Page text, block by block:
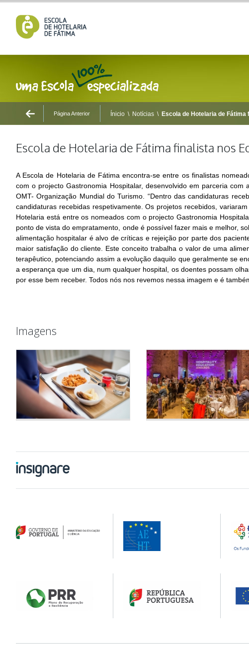
Página Anterior Ínicio \ Notícias \ Escola de Hotelaria de
Escola de Hotelaria de Fátima finalista nos
A Escola de Hotelaria de Fátima encontra-se entre os finalistas
com o projecto Gastronomia Hospitalar, desenvolvido em parceria
OMT- Organização Mundial do Turismo. “Dentro das candidaturas
candidaturas recebidas respetivamente. Os projetos recebidos,
Hotelaria está entre os nomeados com o projecto Gastronomia
ponto de vista do empratamento, onde é possível fazer mais e melhor,
alimentação hospitalar é alvo de críticas e rejeição por parte dos
maior satisfação do cliente. Este conceito trabalha o valor de uma
terapêutico, potenciando assim a evolução daquilo que geralmente se
a esperança que um dia, num qualquer hospital, os doentes possam
por esse bem receber. Todos nós nos revemos nessa imagem e é
Imagens